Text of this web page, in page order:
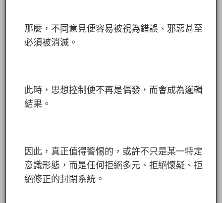
那麼，不同意見便容易被視為錯誤、邪惡甚至
必須被消滅。
此時，思想控制便不再是偶發，而會成為邏輯
結果。
因此，真正值得警惕的，或許不只是某一特定
意識形態，而是任何拒絕多元、拒絕懷疑、拒
絕修正的封閉系統。